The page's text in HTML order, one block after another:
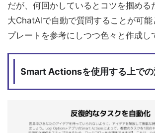
だが、何回かしているとコツを掴める
大ChatAIで自動で質問することが可能
プレートを参考にしつつ色々と作成し
Smart Actionsを使用する上での